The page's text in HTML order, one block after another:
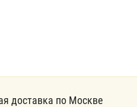
доставка по Москве